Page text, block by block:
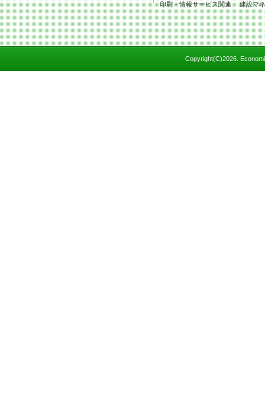
印刷・情報サービス関連
建設マ
Copyright(C)2026.